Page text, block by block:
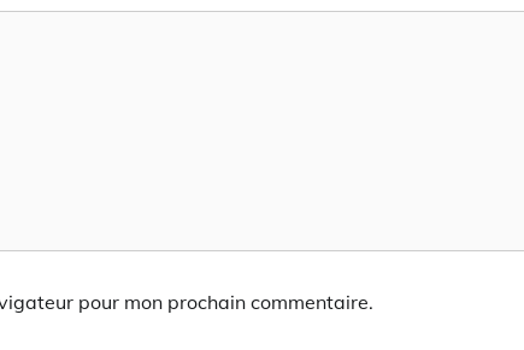
pour mon prochain commentaire.